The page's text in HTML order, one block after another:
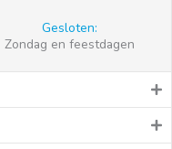
Gesloten:
Zondag en feestdagen